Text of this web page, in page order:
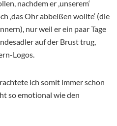
nachdem er ‚unserem‘
‚das Ohr abbeißen wollte‘ (die
nur weil er ein paar Tage
auf der Brust trug,
Logos.
ich somit immer schon
so emotional wie den